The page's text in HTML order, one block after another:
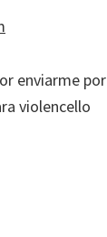
enviarme
violencello